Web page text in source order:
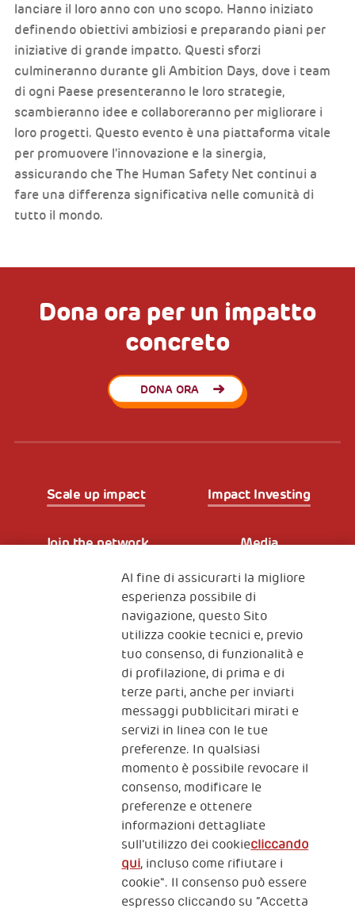
lanciare il loro anno con uno scopo. Hanno iniziato
definendo obiettivi ambiziosi e preparando piani per
iniziative di grande impatto. Questi sforzi
culmineranno durante gli Ambition Days, dove i team
di ogni Paese presenteranno le loro strategie,
scambieranno idee e collaboreranno per migliorare i
loro progetti. Questo evento è una piattaforma vitale
per promuovere l'innovazione e la sinergia,
assicurando che The Human Safety Net continui a
fare una differenza significativa nelle comunità di
tutto il mondo.
Dona ora per un impatto
concreto
DONA ORA
Scale up impact Impact Investing
Join the network Media
Iscriviti alla newsletter
Fondazione
The Human Safety Net
CONTATTACI
2, Piazza Duca degli Abruzzi 34132
Trieste Italy
Fiscal code (Italy) 90017740326
VAT code 01372940328
Al fine di assicurarti la migliore
esperienza possibile di
navigazione, questo Sito
utilizza cookie tecnici e, previo
tuo consenso, di funzionalità e
di profilazione, di prima e di
terze parti, anche per inviarti
messaggi pubblicitari mirati e
servizi in linea con le tue
preferenze. In qualsiasi
momento è possibile revocare il
consenso, modificare le
preferenze e ottenere
informazioni dettagliate
sull’utilizzo dei cookiecliccando
qui, incluso come rifiutare i
cookie". Il consenso può essere
espresso cliccando su “Accetta